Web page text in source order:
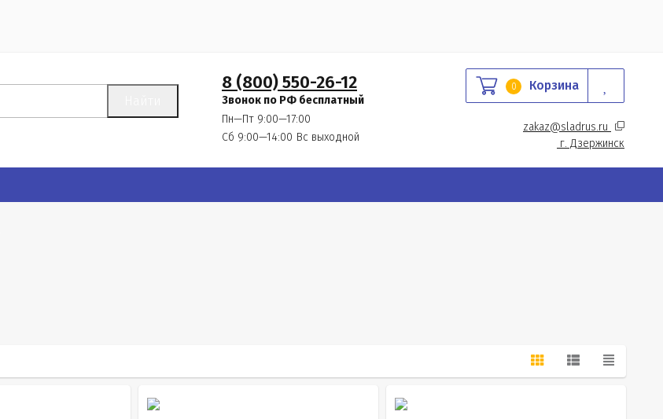
8 (800) 550-26-12
Звонок по РФ бесплатный
Пн—Пт 9:00—17:00
Сб 9:00—14:00 Вс выходной
0 Корзина
zakaz@sladrus.ru
г. Дзержинск